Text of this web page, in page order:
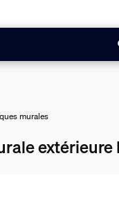
murales
extérieure